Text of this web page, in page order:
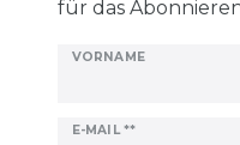
für das
VORNAME
E-MAIL **
Newsletter